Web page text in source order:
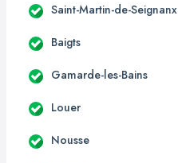
Saint-Martin-de-Seignanx
Baigts
Gamarde-les-Bains
Louer
Nousse